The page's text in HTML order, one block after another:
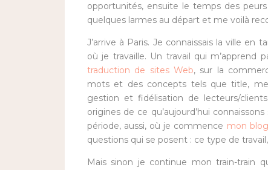
opportunités, ensuite le temps des
quelques larmes au départ et me voilà
J’arrive à Paris. Je connaissais la ville en
où je travaille. Un travail qui m’apprend
traduction de sites Web, sur la
mots et des concepts tels que title,
gestion et fidélisation de lecteurs/
origines de ce qu’aujourd’hui
période, aussi, où je commence mon blog
questions qui se posent : ce type de
Mais sinon je continue mon train-train